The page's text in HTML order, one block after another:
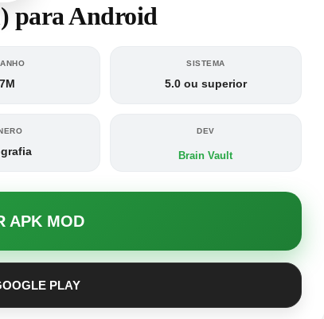
para Android
SISTEMA
5.0 ou superior
DEV
Brain Vault
APK MOD
PLAY